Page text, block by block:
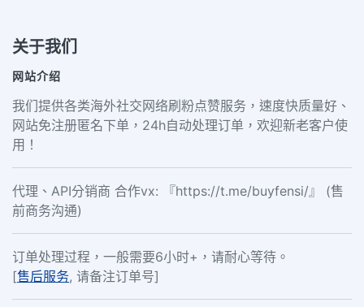
关于我们
网站介绍
我们提供各类海外社交网络刷粉点赞服务，速度快质量好、
网站免注册匿名下单，24h自动处理订单，欢迎新老客户使
用！
代理、API分销商 合作vx: 『https://t.me/buyfensi/』 (售
前商务沟通)
订单处理过程，一般需要6小时+，请耐心等待。
[售后服务, 请备注订单号]